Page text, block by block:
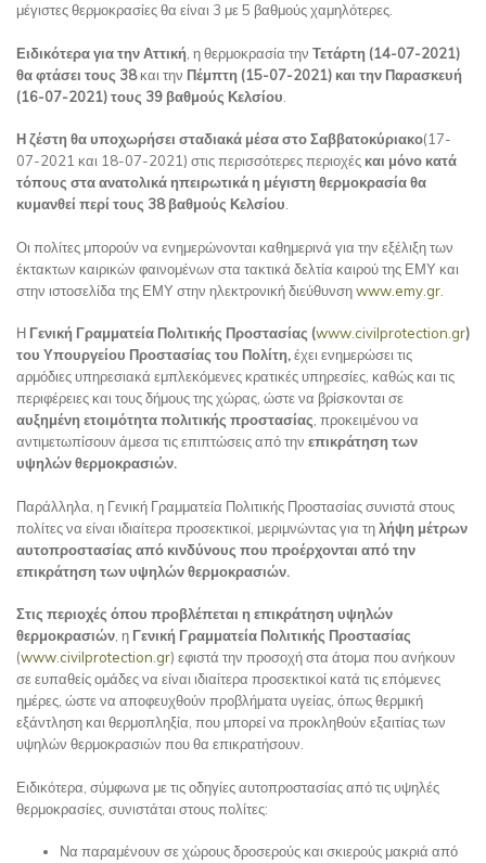
μέγιστες θερμοκρασίες θα είναι 3 με 5 βαθμούς χαμηλότερες.
Ειδικότερα για την Αττική , η θερμοκρασία την Τετάρτη (14-07-2021)
θα φτάσει τους 38και την Πέμπτη (15-07-2021) και την Παρασκευή
(16-07-2021) τους 39 βαθμούς Κελσίου
Η ζέστη θα υποχωρήσει σταδιακά μέσα στο Σαββατοκύριακο(17-
07-2021 και 18-07-2021) στις περισσότερες περιοχές και μόνο κατά
τόπους στα ανατολικά ηπειρωτικά η μέγιστη θερμοκρασία θα
κυμανθεί περί τους 38 βαθμούς Κελσίου.
Οι πολίτες μπορούν να ενημερώνονται καθημερινά για την εξέλιξη των
έκτακτων καιρικών φαινομένων στα τακτικά δελτία καιρού της ΕΜΥ και
στην ιστοσελίδα της ΕΜΥ στην ηλεκτρονική διεύθυνσηwww.emy.gr
Η Γενική Γραμματεία Πολιτικής Προστασίας (www.civilprotection.gr)
του Υπουργείου Προστασίας του Πολίτη,έχει ενημερώσει τις
αρμόδιες υπηρεσιακά εμπλεκόμενες κρατικές υπηρεσίες, καθώς και τις
περιφέρειες και τους δήμους της χώρας, ώστε να βρίσκονται σε
αυξημένη ετοιμότητα πολιτικής προστασίας, προκειμένου να
αντιμετωπίσουν άμεσα τις επιπτώσεις από την επικράτηση των
υψηλών θερμοκρασιών.
Παράλληλα, η Γενική Γραμματεία Πολιτικής Προστασίας συνιστά στους
πολίτες να είναι ιδιαίτερα προσεκτικοί, μεριμνώντας για τηλήψη μέτρων
αυτοπροστασίας από κινδύνους που προέρχονται από την
επικράτηση των υψηλών θερμοκρασιών.
Στις περιοχές όπου προβλέπεται η επικράτηση υψηλών
θερμοκρασιών, η Γενική Γραμματεία Πολιτικής Προστασίας
(www.civilprotection.gr) εφιστά την προσοχή στα άτομα που ανήκουν
σε ευπαθείς ομάδες να είναι ιδιαίτερα προσεκτικοί κατά τις επόμενες
ημέρες, ώστε να αποφευχθούν προβλήματα υγείας, όπως θερμική
εξάντληση και θερμοπληξία, που μπορεί να προκληθούν εξαιτίας των
υψηλών θερμοκρασιών που θα επικρατήσουν.
Ειδικότερα, σύμφωνα με τις οδηγίες αυτοπροστασίας από τις υψηλές
θερμοκρασίες, συνιστάται στους πολίτες:
Να παραμένουν σε χώρους δροσερούς και σκιερούς μακριά από